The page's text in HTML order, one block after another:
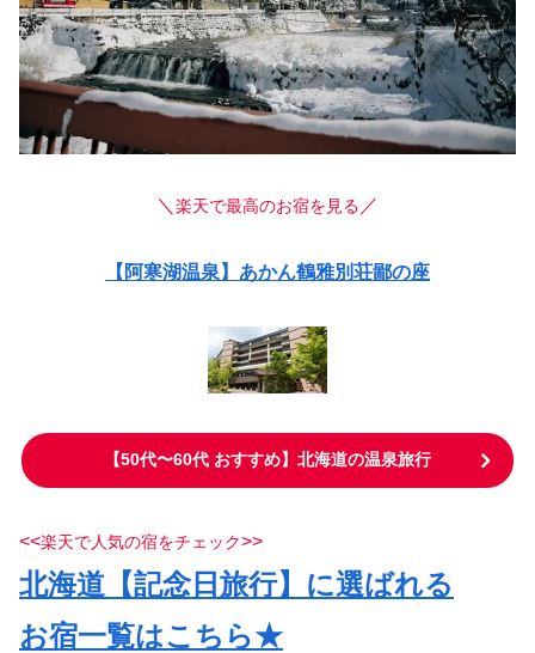
＼ 楽天で最高のお宿を見る ／
【阿寒湖温泉】あかん鶴雅別荘鄙の座
【50代〜60代 おすすめ】北海道の温泉旅行
<<楽天で人気の宿をチェック>>
北海道【記念日旅行】に選ばれる
お宿一覧はこちら★